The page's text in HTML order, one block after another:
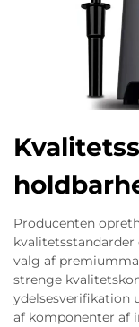
Producenten
valg af
strenge
ydelsesverifikation
af komponenter af